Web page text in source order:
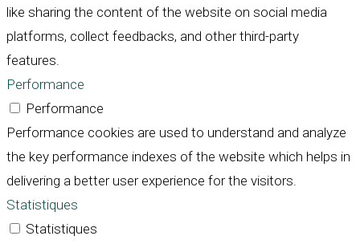
like sharing the content of the website on social media
platforms, collect feedbacks, and other third-party
features.
Performance
Performance
Performance cookies are used to understand and analyze
the key performance indexes of the website which helps in
delivering a better user experience for the visitors.
Statistiques
Statistiques